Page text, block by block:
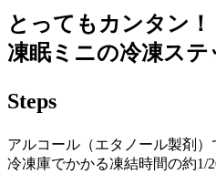
とってもカンタン！
凍眠ミニの冷凍ステ
Steps
アルコール（エタノール製剤
冷凍庫でかかる凍結時間の約1/